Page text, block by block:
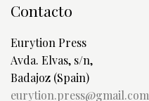
Contacto
Eurytion Press
Avda. Elvas, s/n,
Badajoz (Spain)
eurytion.press@gmail.com